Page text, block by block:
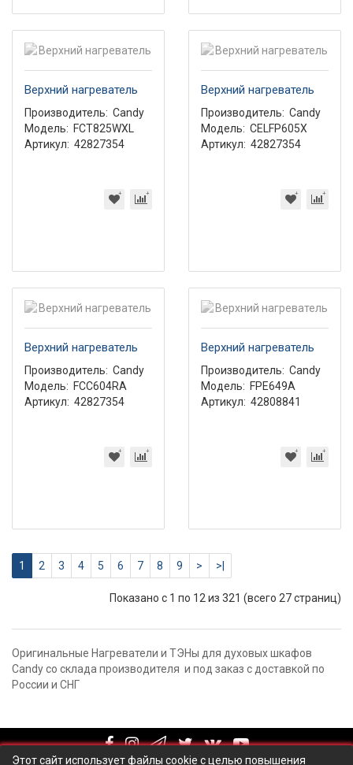
Верхний нагреватель
Производитель: Candy
Модель: FCT825WXL
Артикул: 42827354
Верхний нагреватель
Производитель: Candy
Модель: CELFP605X
Артикул: 42827354
Верхний нагреватель
Производитель: Candy
Модель: FCC604RA
Артикул: 42827354
Верхний нагреватель
Производитель: Candy
Модель: FPE649A
Артикул: 42808841
1 2 3 4 5 6 7 8 9 > >|
Показано с 1 по 12 из 321 (всего 27 страниц)
Оригинальные Нагреватели и ТЭНы для духовых шкафов
Candy со склада производителя и под заказ с доставкой по
России и СНГ
Этот сайт использует файлы cookie с целью повышения